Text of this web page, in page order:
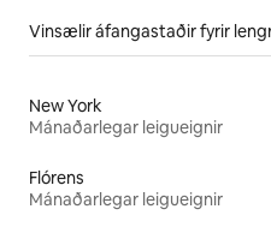
Vinsælir áfangastaðir fyrir
New York
Mánaðarlegar leigueignir
Flórens
Mánaðarlegar leigueignir